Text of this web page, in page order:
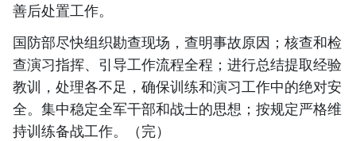
善后处置工作。
国防部尽快组织勘查现场，查明事故原因；核查和检
查演习指挥、引导工作流程全程；进行总结提取经验
教训，处理各不足，确保训练和演习工作中的绝对安
全。集中稳定全军干部和战士的思想；按规定严格维
持训练备战工作。（完）